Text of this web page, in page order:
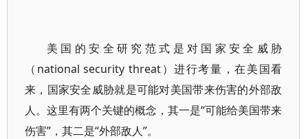
美国的安全研究范式是对国家安全威胁
（national security threat）进行考量，在美国看
来，国家安全威胁就是可能对美国带来伤害的外部敌
人。这里有两个关键的概念，其一是“可能给美国带来
伤害”，其二是“外部敌人”。